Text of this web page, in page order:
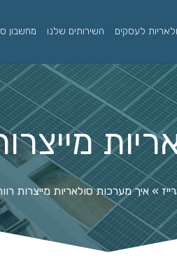
לעסקים השירותים שלנו מחשבון
»איך מערכות סולאריות מייצרות